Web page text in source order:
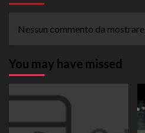
Nessun commento da mostrare.
You may have missed